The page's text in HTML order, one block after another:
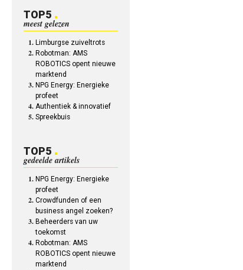
TOP5
meest gelezen
Limburgse zuiveltrots
Robotman: AMS
ROBOTICS opent nieuwe
marktend
NPG Energy: Energieke
profeet
Authentiek & innovatief
Spreekbuis
TOP5
gedeelde artikels
NPG Energy: Energieke
profeet
Crowdfunden of een
business angel zoeken?
Beheerders van uw
toekomst
Robotman: AMS
ROBOTICS opent nieuwe
marktend